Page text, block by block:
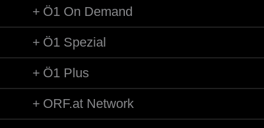
Ö1 On Demand
Ö1 Spezial
Ö1 Plus
ORF.at Network